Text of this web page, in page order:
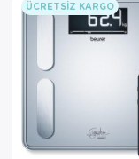
Ortopedi Ürünleri
Ortopedi Ürünleri
Ortopedi Ürünleri
Ortopedi Ürünleri
ÜCRETSIZ KARGO